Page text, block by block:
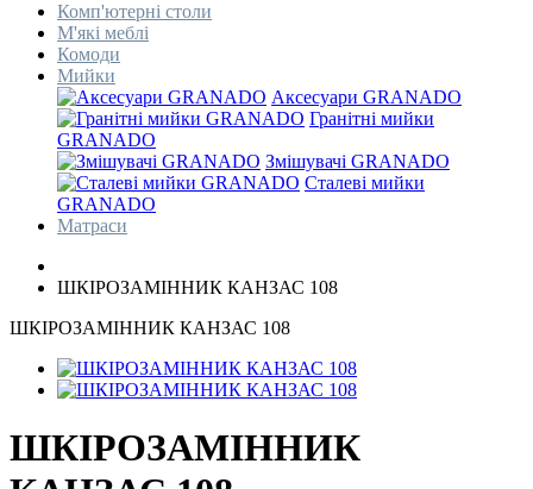
Комп'ютерні столи
М'які меблі
Комоди
Мийки
Аксесуари GRANADO
Гранітні мийки
GRANADO
Змішувачі GRANADO
Сталеві мийки
GRANADO
Матраси
ШКІРОЗАМІННИК КАНЗАС 108
ШКІРОЗАМІННИК КАНЗАС 108
ШКІРОЗАМІННИК